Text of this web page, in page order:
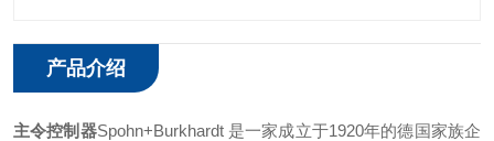
产品介绍
主令控制器Spohn+Burkhardt 是一家成立于1920年的德国家族企